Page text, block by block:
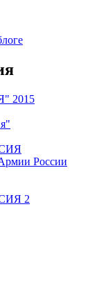
2015
России
2